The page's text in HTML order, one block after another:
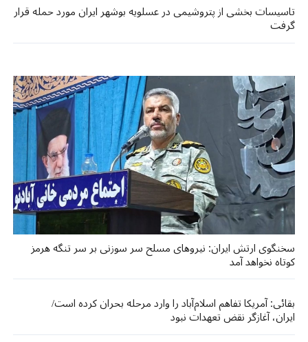
تاسیسات بخشی از پتروشیمی در عسلویه بوشهر ایران مورد حمله قرار
گرفت
سخنگوی ارتش ایران: نیروهای مسلح سر سوزنی بر سر تنگه هرمز
کوتاه نخواهد آمد
بقائی: آمریکا تفاهم اسلام‌آباد را وارد مرحله بحران کرده است/
ایران، آغازگر نقض تعهدات نبود